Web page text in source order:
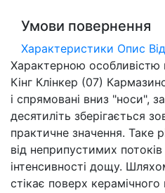
Умови повернення
Характеристики Опис
Характерною особливістю
Кінг Клінкер (07)
і спрямовані вниз "носи",
десятиліть зберігається
практичне значення. Таке
від неприпустимих
інтенсивності дощу.
стікає поверх керамічного